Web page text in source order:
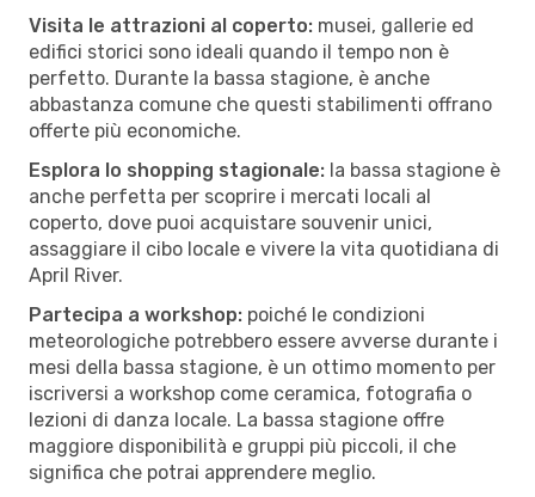
Visita le attrazioni al coperto: musei, gallerie ed
edifici storici sono ideali quando il tempo non è
perfetto. Durante la bassa stagione, è anche
abbastanza comune che questi stabilimenti offrano
offerte più economiche.
Esplora lo shopping stagionale: la bassa stagione è
anche perfetta per scoprire i mercati locali al
coperto, dove puoi acquistare souvenir unici,
assaggiare il cibo locale e vivere la vita quotidiana di
April River.
Partecipa a workshop: poiché le condizioni
meteorologiche potrebbero essere avverse durante i
mesi della bassa stagione, è un ottimo momento per
iscriversi a workshop come ceramica, fotografia o
lezioni di danza locale. La bassa stagione offre
maggiore disponibilità e gruppi più piccoli, il che
significa che potrai apprendere meglio.